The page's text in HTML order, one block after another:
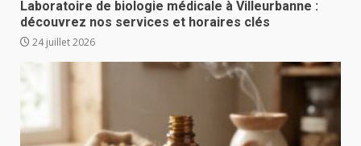
Laboratoire de biologie médicale à Villeurbanne :
découvrez nos services et horaires clés
24 juillet 2026